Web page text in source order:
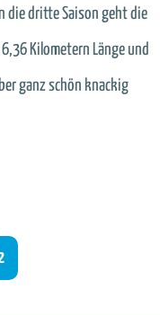
die dritte Saison geht die
Kilometern Länge und
ganz schön knackig